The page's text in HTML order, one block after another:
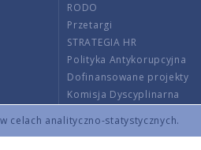
celach analityczno-statystycznych.
RODO
Przetargi
STRATEGIA HR
Polityka Antykorupcyjna
Dofinansowane projekty
Komisja Dyscyplinarna
Wnoszenie opłat